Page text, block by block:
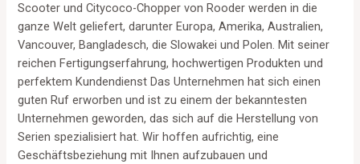
Scooter und Citycoco-Chopper von Rooder werden in die
ganze Welt geliefert, darunter Europa, Amerika, Australien,
Vancouver, Bangladesch, die Slowakei und Polen. Mit seiner
reichen Fertigungserfahrung, hochwertigen Produkten und
perfektem Kundendienst Das Unternehmen hat sich einen
guten Ruf erworben und ist zu einem der bekanntesten
Unternehmen geworden, das sich auf die Herstellung von
Serien spezialisiert hat. Wir hoffen aufrichtig, eine
Geschäftsbeziehung mit Ihnen aufzubauen und